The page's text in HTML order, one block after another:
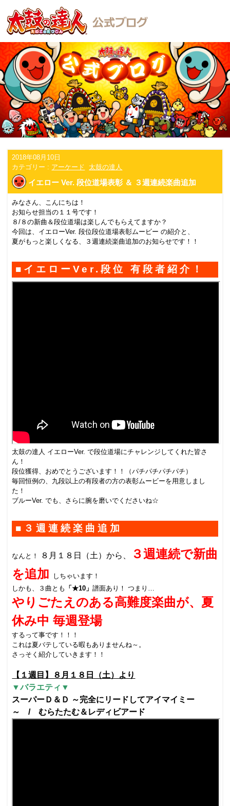
2018年08月10日
カテゴリー : アーケード 太鼓の達人
イエロー Ver. 段位道場表彰 ＆ ３週連続楽曲追加
みなさん、こんにちは！
お知らせ担当の１１号です！
８/８の新曲＆段位道場は楽しんでもらえてますか？
今回は、イエローVer. 段位段位道場表彰ムービー の紹介と、
夏がもっと楽しくなる、３週連続楽曲追加のお知らせです！！
■イエローVer.段位 有段者紹介！
太鼓の達人 イエローVer. で段位道場にチャレンジしてくれた皆さ
ん！
段位獲得、おめでとうございます！！（パチパチパチパチ）
毎回恒例の、九段以上の有段者の方の表彰ムービーを用意しまし
た！
ブルーVer. でも、さらに腕を磨いでくださいね☆
■３週連続楽曲追加
なんと！ ８月１８日（土）から、
３週連続で新曲
を追加
しちゃいます！
しかも、３曲とも 「★10」譜面あり！ つまり…
やりごたえのある高難度楽曲が、夏
休み中 毎週登場
するって事です！！！
これは夏バテしている暇もありませんね～。
さっそく紹介していきます！！
【１週目】８月１８日（土）より
▼バラエティ▼
スーパーＤ＆Ｄ ～完全にリードしてアイマイミー
～ /むらたたむ＆レディビアード